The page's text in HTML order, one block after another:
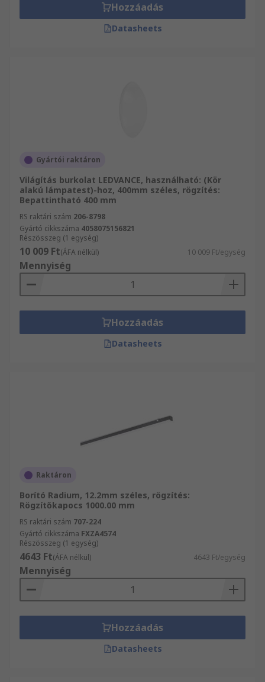
Hozzáadás
Datasheets
Gyártói raktáron
Világítás burkolat LEDVANCE, használható: (Kör
alakú lámpatest)-hoz, 400mm széles, rögzítés:
Bepattintható 400 mm
RS raktári szám 206-8798
Gyártó cikkszáma 4058075156821
Részösszeg (1 egység)
10 009 Ft(ÁFA nélkül) 10 009 Ft/egység
Mennyiség
Hozzáadás
Datasheets
Raktáron
Borító Radium, 12.2mm széles, rögzítés:
Rögzítőkapocs 1000.00 mm
RS raktári szám 707-224
Gyártó cikkszáma FXZA4574
Részösszeg (1 egység)
4643 Ft(ÁFA nélkül) 4643 Ft/egység
Mennyiség
Hozzáadás
Datasheets